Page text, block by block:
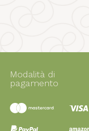
Modalità di
pagamento